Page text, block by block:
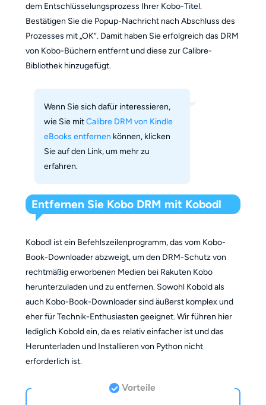
dem Entschlüsselungsprozess Ihrer Kobo-Titel.
Bestätigen Sie die Popup-Nachricht nach Abschluss des
Prozesses mit „OK“. Damit haben Sie erfolgreich das DRM
von Kobo-Büchern entfernt und diese zur Calibre-
Bibliothek hinzugefügt.
Wenn Sie sich dafür interessieren,
wie Sie mitCalibre DRM von Kindle
eBooks entfernen können, klicken
Sie auf den Link, um mehr zu
erfahren.
Entfernen Sie Kobo DRM mit Kobodl
Kobodl ist ein Befehlszeilenprogramm, das vom Kobo-
Book-Downloader abzweigt, um den DRM-Schutz von
rechtmäßig erworbenen Medien bei Rakuten Kobo
herunterzuladen und zu entfernen. Sowohl Kobold als
auch Kobo-Book-Downloader sind äußerst komplex und
eher für Technik-Enthusiasten geeignet. Wir führen hier
lediglich Kobold ein, da es relativ einfacher ist und das
Herunterladen und Installieren von Python nicht
erforderlich ist.
Vorteile